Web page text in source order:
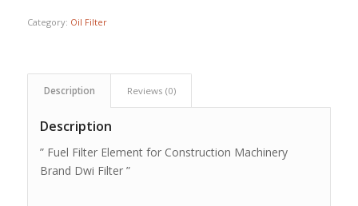
Category: Oil Filter
Description Reviews (0)
Description
” Fuel Filter Element for Construction Machinery
Brand Dwi Filter ”